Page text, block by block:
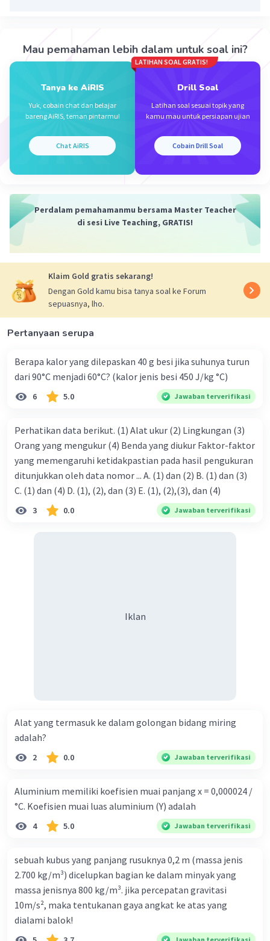
23 November 2023 06:05
Jawaban yang tepat adalah 400 Joule
m = 2 kg
h = 20 m
g = 10 m/s
= 2 x 10 x 20
Beri Rating·0.0( 0) Balas
Mau pemahaman lebih dalam untuk soal ini?
Tanya ke AiRIS
Yuk, cobain chat dan belajar
bareng AiRIS, teman pintarmu!
Chat AiRIS
LATIHAN SOAL GRATIS!
Drill Soal
Latihan soal sesuai topik yang
kamu mau untuk persiapan ujian
Cobain Drill Soal
Perdalam pemahamanmu bersama Master Teacher
di sesi Live Teaching, GRATIS!
Klaim Gold gratis sekarang!
Dengan Gold kamu bisa tanya soal ke Forum
sepuasnya, lho.
Pertanyaan serupa
Berapa kalor yang dilepaskan 40 g besi jika suhunya turun
dari 90°C menjadi 60°C? (kalor jenis besi 450 J/kg °C)
6 5.0 Jawaban terverifikasi
Perhatikan data berikut. (1) Alat ukur (2) Lingkungan (3)
Orang yang mengukur (4) Benda yang diukur Faktor-faktor
yang memengaruhi ketidakpastian pada hasil pengukuran
ditunjukkan oleh data nomor ... A. (1) dan (2) B. (1) dan (3)
C. (1) dan (4) D. (1), (2), dan (3) E. (1), (2),(3), dan (4)
3 0.0 Jawaban terverifikasi
Iklan
Alat yang termasuk ke dalam golongan bidang miring
adalah?
2 0.0 Jawaban terverifikasi
Aluminium memiliki koefisien muai panjang x = 0,000024 /
°C. Koefisien muai luas aluminium (Y) adalah
4 5.0 Jawaban terverifikasi
sebuah kubus yang panjang rusuknya 0,2 m (massa jenis
2.700 kg/m³) dicelupkan bagian ke dalam minyak yang
massa jenisnya 800 kg/m³. jika percepatan gravitasi
10m/s², maka tentukanan gaya angkat ke atas yang
dialami balok!